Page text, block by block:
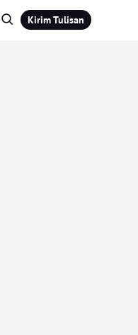
Kirim Tulisan